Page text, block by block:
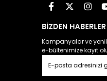
BİZDEN HABERLER
Kampanyalar ve
e-bültenimize kayıt